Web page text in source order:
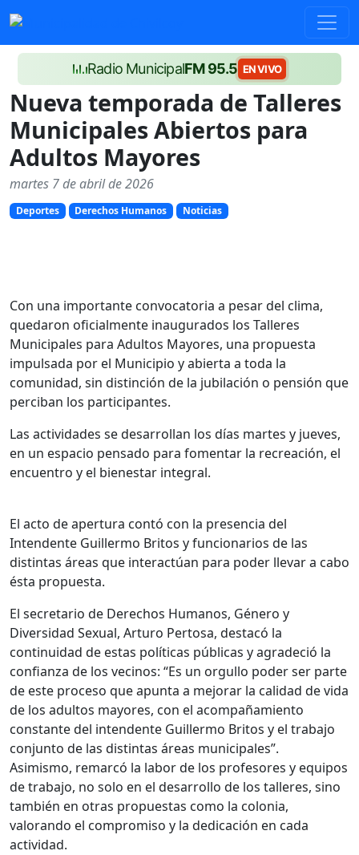
Radio MunicipalFM 95.5 EN VIVO
Nueva temporada de Talleres
Municipales Abiertos para
Adultos Mayores
martes 7 de abril de 2026
Deportes Derechos Humanos Noticias
Con una importante convocatoria a pesar del clima,
quedaron oficialmente inaugurados los Talleres
Municipales para Adultos Mayores, una propuesta
impulsada por el Municipio y abierta a toda la
comunidad, sin distinción de la jubilación o pensión que
perciban los participantes.
Las actividades se desarrollan los días martes y jueves,
en un espacio pensado para fomentar la recreación, el
encuentro y el bienestar integral.
El acto de apertura contó con la presencia del
Intendente Guillermo Britos y funcionarios de las
distintas áreas que interactúan para poder llevar a cabo
ésta propuesta.
El secretario de Derechos Humanos, Género y
Diversidad Sexual, Arturo Pertosa, destacó la
continuidad de estas políticas públicas y agradeció la
confianza de los vecinos: “Es un orgullo poder ser parte
de este proceso que apunta a mejorar la calidad de vida
de los adultos mayores, con el acompañamiento
constante del intendente Guillermo Britos y el trabajo
conjunto de las distintas áreas municipales”.
Asimismo, remarcó la labor de los profesores y equipos
de trabajo, no solo en el desarrollo de los talleres, sino
también en otras propuestas como la colonia,
valorando el compromiso y la dedicación en cada
actividad.